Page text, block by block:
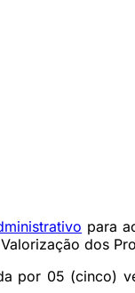
para
dos
por 05 (cinco)